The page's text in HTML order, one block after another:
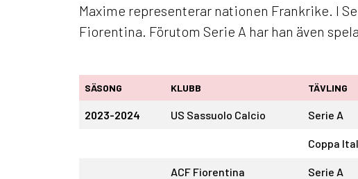
Maxime representerar nationen Frankrike. I
Fiorentina. Förutom Serie A har han även
SÄSONG KLUBB TÄVLING
2023-2024 US Sassuolo Calcio Serie A
Coppa
ACF Fiorentina Serie A